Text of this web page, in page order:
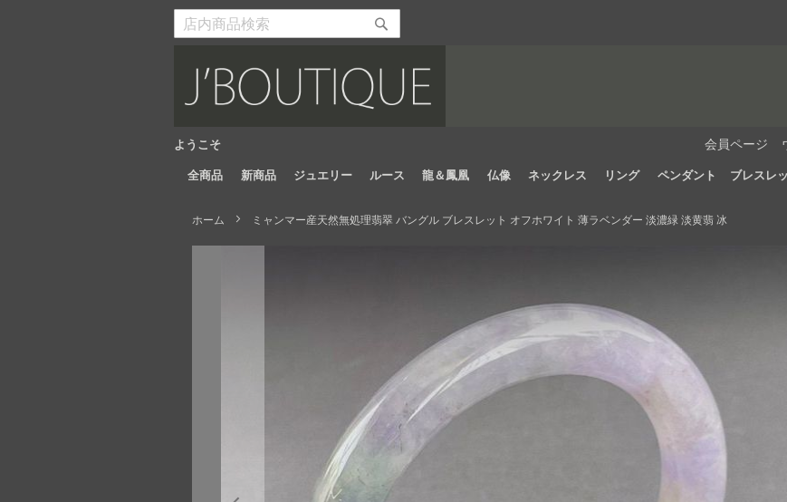
会員ページ
Skip
ようこそ
検
検
始
全商品 新商品 ジュエリー ルース 龍＆鳳凰 仏像 ネックレス リング ペンダント ブレスレ
ホーム ミャンマー産天然無処理翡翠 バングル ブレスレット オフホワイト 薄ラベンダー 淡濃緑 淡黄翡 冰